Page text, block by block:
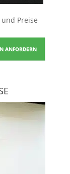
Preise
ANFORDERN